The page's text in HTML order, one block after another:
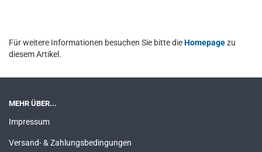
Für weitere Informationen besuchen Sie bitte dieHomepagezu
diesem Artikel.
MEHR ÜBER...
Impressum
Versand- & Zahlungsbedingungen